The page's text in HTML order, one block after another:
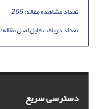
تعداد مشاهده مقاله:266
تعداد دریافت فایل اصل مقاله:
دسترسی سریع